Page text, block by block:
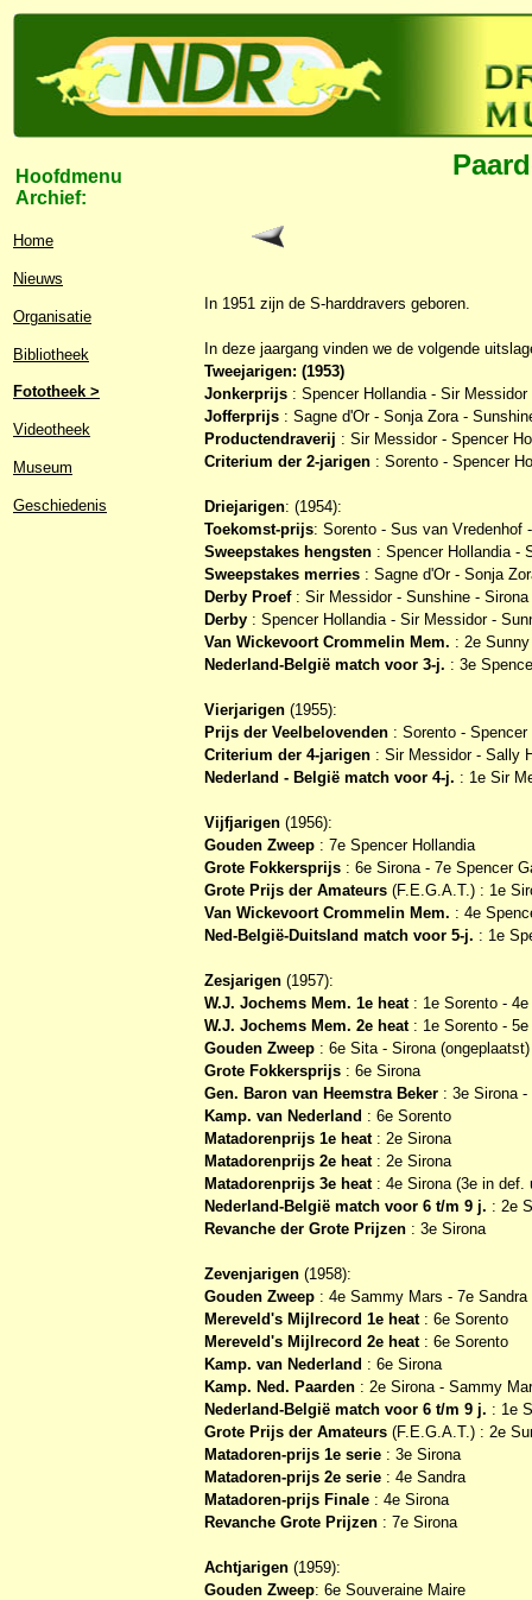
Hoofdmenu
Archief:
Home
Nieuws
Organisatie
Bibliotheek
Fototheek >
Videotheek
Museum
Geschiedenis
In 1951 zijn de S-harddravers geboren.
In deze jaargang vinden we de volgende
Tweejarigen: (1953)
Jonkerprijs : Spencer Hollandia - Sir
Jofferprijs : Sagne d'Or - Sonja Zora -
Productendraverij : Sir Messidor - Spencer
Criterium der 2-jarigen : Sorento - Spencer
Driejarigen: (1954):
Toekomst-prijs: Sorento - Sus van Vredenhof
Sweepstakes hengsten : Spencer Hollandia -
Sweepstakes merries : Sagne d'Or - Sonja
Derby Proef: Sir Messidor - Sunshine - Sirona
Derby : Spencer Hollandia - Sir Messidor -
Van Wickevoort Crommelin Mem. : 2e
Nederland-België match voor 3-j. : 3e
Vierjarigen (1955):
Prijs der Veelbelovenden : Sorento -
Criterium der 4-jarigen : Sir Messidor - Sally
Nederland - België match voor 4-j. : 1e Sir
Vijfjarigen (1956):
Gouden Zweep : 7e Spencer Hollandia
Grote Fokkersprijs : 6e Sirona - 7e Spencer
Grote Prijs der Amateurs (F.E.G.A.T.) : 1e
Van Wickevoort Crommelin Mem. : 4e
Ned-België-Duitsland match voor 5-j. : 1e
Zesjarigen (1957):
W.J. Jochems Mem. 1e heat : 1e Sorento -
W.J. Jochems Mem. 2e heat: 1e Sorento - 5e
Gouden Zweep : 6e Sita - Sirona (ongeplaatst)
Grote Fokkersprijs : 6e Sirona
Gen. Baron van Heemstra Beker : 3e Sirona
Kamp. van Nederland : 6e Sorento
Matadorenprijs 1e heat: 2e Sirona
Matadorenprijs 2e heat: 2e Sirona
Matadorenprijs 3e heat: 4e Sirona (3e in def.
Nederland-België match voor 6 t/m 9 j. : 2e
Revanche der Grote Prijzen : 3e Sirona
Zevenjarigen (1958):
Gouden Zweep : 4e Sammy Mars - 7e Sandra
Mereveld's Mijlrecord 1e heat: 6e Sorento
Mereveld's Mijlrecord 2e heat: 6e Sorento
Kamp. van Nederland : 6e Sirona
Kamp. Ned. Paarden : 2e Sirona - Sammy
Nederland-België match voor 6 t/m 9 j. : 1e
Grote Prijs der Amateurs (F.E.G.A.T.) : 2e
Matadoren-prijs 1e serie : 3e Sirona
Matadoren-prijs 2e serie : 4e Sandra
Matadoren-prijs Finale : 4e Sirona
Revanche Grote Prijzen : 7e Sirona
Achtjarigen (1959):
Gouden Zweep: 6e Souveraine Maire